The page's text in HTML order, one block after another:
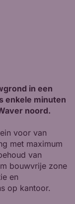
in een
enkele minuten
noord.
voor van
met maximum
van
bouwvrije zone
en
op kantoor.